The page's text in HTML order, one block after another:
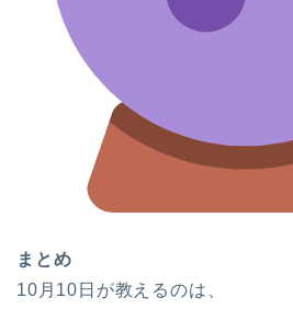
まとめ
10月10日が教えるのは、